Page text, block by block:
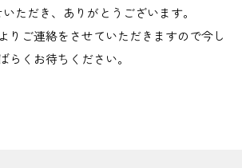
ただき、ありがとうございます。
りご連絡をさせていただきますので今し
ばらくお待ちください。